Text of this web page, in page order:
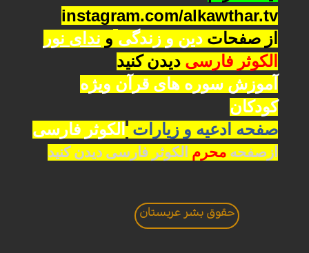
instagram.com/alkawthar.tv
از صفحات دین و زندگی و ندای نور
الکوثر فارسی دیدن کنید
آموزش سوره های قرآن ویژه
کودکان
صفحه ادعیه و زیارات الکوثر فارسی
ازصفحه محرم الکوثر فارسی دیدن کنید
حقوق بشر عربستان